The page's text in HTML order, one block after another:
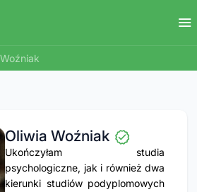
Oliwia Woźniak
Ukończyłam studia
psychologiczne, jak i również dwa
kierunki studiów podyplomowych